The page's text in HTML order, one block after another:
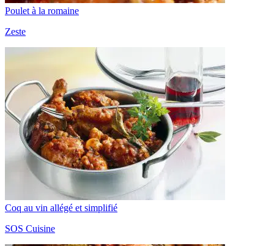
Poulet à la romaine
Zeste
Coq au vin allégé et simplifié
SOS Cuisine